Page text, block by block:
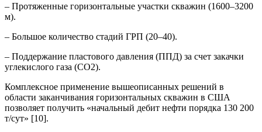
– Протяженные горизонтальные участки скважин (1600–3200
м).
– Большое количество стадий ГРП (20–40).
– Поддержание пластового давления (ППД) за счет закачки
углекислого газа (СО2).
Комплексное применение вышеописанных решений в
области заканчивания горизонтальных скважин в США
позволяет получить «начальный дебит нефти порядка 130 200
т/сут» [10].